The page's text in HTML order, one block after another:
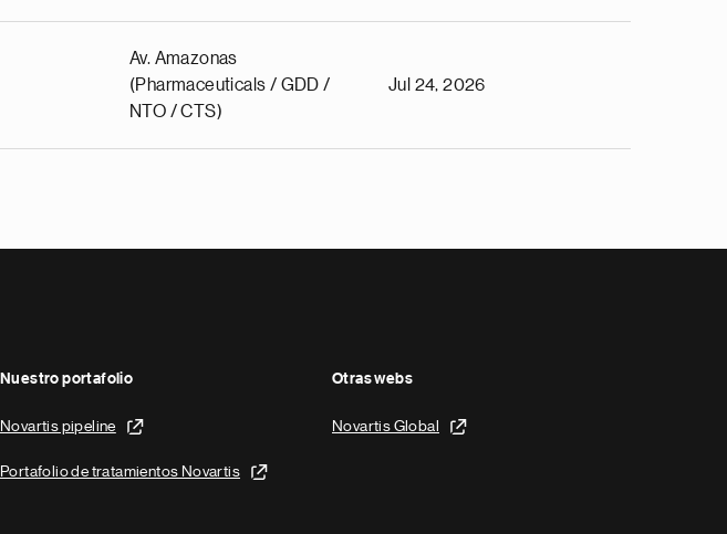
Av. Amazonas
(Pharmaceuticals / GDD /
NTO / CTS)
Jul 24, 2026
Nuestro portafolio
Novartis pipeline
Portafolio de tratamientos Novartis
Otras webs
Novartis Global